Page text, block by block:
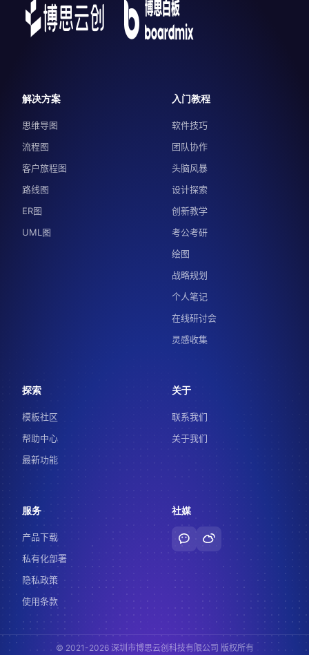
解决方案
思维导图
流程图
客户旅程图
路线图
ER图
UML图
入门教程
软件技巧
团队协作
头脑风暴
设计探索
创新教学
考公考研
绘图
战略规划
个人笔记
在线研讨会
灵感收集
探索
模板社区
帮助中心
最新功能
关于
联系我们
关于我们
服务
产品下载
私有化部署
隐私政策
使用条款
社媒
© 2021-2026 深圳市博思云创科技有限公司 版权所有